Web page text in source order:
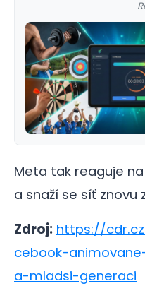
Meta tak reaguje
a snaží se síť znovu
Zdroj: https://
cebook-
a-mladsi-generaci